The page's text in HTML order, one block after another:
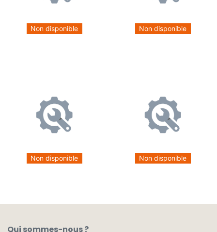
Non disponible Non disponible
Non disponible Non disponible
Qui sommes-nous ?